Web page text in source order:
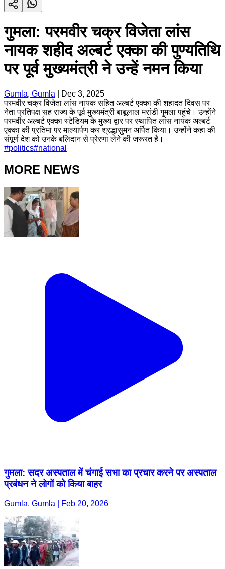
गुमला: परमवीर चक्र विजेता लांस
नायक शहीद अल्बर्ट एक्का की पुण्यतिथि
पर पूर्व मुख्यमंत्री ने उन्हें नमन किया
Gumla, Gumla
Dec 3, 2025
परमवीर चक्र विजेता लांस नायक सहित अल्बर्ट एक्का की शहादत दिवस पर
नेता प्रतिपक्ष सह राज्य के पूर्व मुख्यमंत्री बाबूलाल मरांडी गुमला पहुंचे। उन्होंने
परमवीर अल्बर्ट एक्का स्टेडियम के मुख्य द्वार पर स्थापित लांस नायक अल्बर्ट
एक्का की प्रतिमा पर माल्यार्पण कर श्रद्धासुमन अर्पित किया। उन्होंने कहा की
संपूर्ण देश को उनके बलिदान से प्रेरणा लेने की जरूरत है।
#politics#national
MORE NEWS
गुमला: सदर अस्पताल में चंगाई सभा का प्रचार करने पर अस्पताल
प्रबंधन ने लोगों को किया बाहर
Gumla, Gumla | Feb 20, 2026